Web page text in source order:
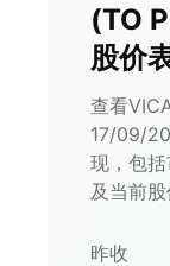
(TO
股价
查看
17/09/
现，包
及当前股
昨收